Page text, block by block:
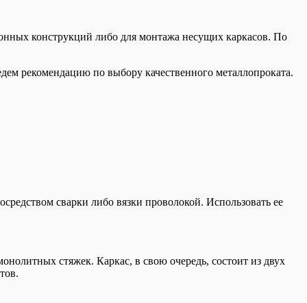
конструкций либо для монтажа несущих каркасов. По
рекомендацию по выбору качественного металлопроката.
сварки либо вязки проволокой. Использовать ее
стяжек. Каркас, в свою очередь, состоит из двух